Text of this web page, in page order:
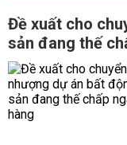
Đề xuất cho
sản đang thế